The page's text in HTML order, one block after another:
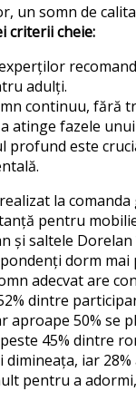
un somn de
criterii cheie:
adulți.
continuu, fără
atinge fazele unui
profund este
la comanda
pentru
și saltele Dorelan
dorm mai
adecvat are
dintre
aproape 50% se
45% dintre
iar 28%
pentru a